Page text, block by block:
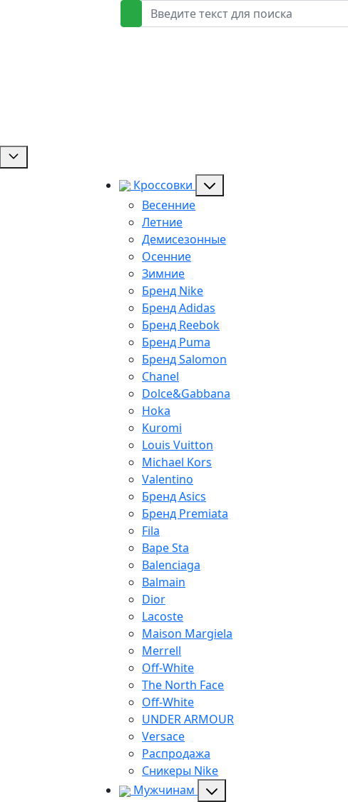
Кроссовки
Весенние
Летние
Демисезонные
Осенние
Зимние
Бренд Nike
Бренд Adidas
Бренд Reebok
Бренд Puma
Бренд Salomon
Chanel
Dolce&Gabbana
Hoka
Kuromi
Louis Vuitton
Michael Kors
Valentino
Бренд Asics
Бренд Premiata
Fila
Bape Sta
Balenciaga
Balmain
Dior
Lacoste
Maison Margiela
Merrell
Off-White
The North Face
Off-White
UNDER ARMOUR
Versace
Распродажа
Сникеры Nike
Мужчинам